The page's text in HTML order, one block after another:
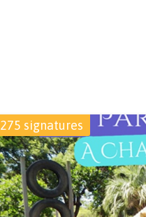
275 signatures